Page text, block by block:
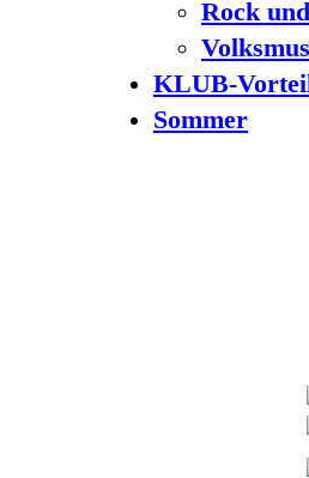
Rock
KLUB-
Sommer